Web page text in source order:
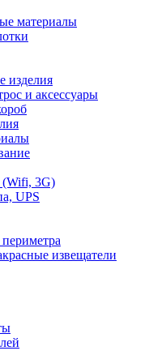
материалы
изделия
и аксессуары
(Wifi, 3G)
UPS
извещатели